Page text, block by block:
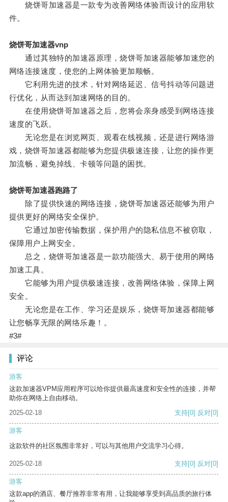
烧饼哥加速器是一款专为改善网络体验而设计的应用软
件。
烧饼哥加速器vnp
通过其独特的加速器原理，烧饼哥加速器能够加速您的
网络连接速度，使您的上网体验更加顺畅。
它利用先进的技术，针对网络延迟、信号抖动等问题进
行优化，从而达到加速网络的目的。
在使用烧饼哥加速器之后，您将会亲身感受到网络连接
速度的飞跃。
无论您是在浏览网页、观看在线视频，还是进行网络游
戏，烧饼哥加速器都能够为您提供极速连接，让您的操作更
加流畅，避免掉线、卡顿等问题的困扰。
烧饼哥加速器跑路了
除了提供快速的网络连接，烧饼哥加速器还能够为用户
提供更好的网络安全保护。
它通过加密传输数据，保护用户的隐私信息不被窃取，
保障用户上网安全。
总之，烧饼哥加速器是一款功能强大、易于使用的网络
加速工具。
它能够为用户提供极速连接，改善网络体验，保障上网
安全。
无论您是在工作、学习还是娱乐，烧饼哥加速器都能够
让您畅享无限的网络乐趣！。
#3#
评论
游客
这款加速器VPM应用程序可以给你提供最高速度和安全性的连接，并帮
助你在网络上自由移动。
2025-02-18
支持[0] 反对[0]
游客
这款软件的社区氛围非常好，可以与其他用户交流学习心得。
2025-02-18 支持[0] 反对[0]
游客
这款app的酒店、餐厅推荐非常有用，让我能够享受到高品质的旅行体